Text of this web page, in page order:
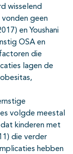
wisselend
vonden geen
en Youshani
OSA en
die
lagen de
volgde meestal
kinderen met
die verder
hebben